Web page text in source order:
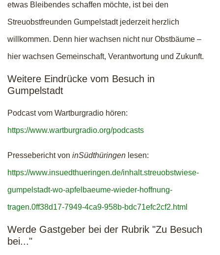
etwas Bleibendes schaffen möchte, ist bei den
Streuobstfreunden Gumpelstadt jederzeit herzlich
willkommen. Denn hier wachsen nicht nur Obstbäume –
hier wachsen Gemeinschaft, Verantwortung und Zukunft.
Weitere Eindrücke vom Besuch in
Gumpelstadt
Podcast vom Wartburgradio hören:
https://www.wartburgradio.org/podcasts
Pressebericht von inSüdthüringen lesen:
https://www.insuedthueringen.de/inhalt.streuobstwiese-
gumpelstadt-wo-apfelbaeume-wieder-hoffnung-
tragen.0ff38d17-7949-4ca9-958b-bdc71efc2cf2.html
Werde Gastgeber bei der Rubrik "Zu Besuch
bei..."